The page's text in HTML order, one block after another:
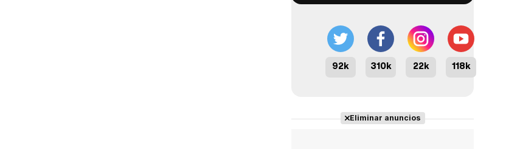
92k 310k 22k 118k
Eliminar anuncios